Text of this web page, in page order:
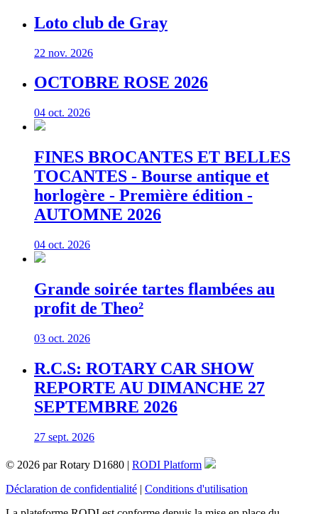
Loto club de Gray
22 nov. 2026
OCTOBRE ROSE 2026
04 oct. 2026
FINES BROCANTES ET BELLES
TOCANTES - Bourse antique et
horlogère - Première édition -
AUTOMNE 2026
04 oct. 2026
Grande soirée tartes flambées au
profit de Theo²
03 oct. 2026
R.C.S: ROTARY CAR SHOW
REPORTE AU DIMANCHE 27
SEPTEMBRE 2026
27 sept. 2026
© 2026 par Rotary D1680 | RODI Platform
Déclaration de confidentialité | Conditions d'utilisation